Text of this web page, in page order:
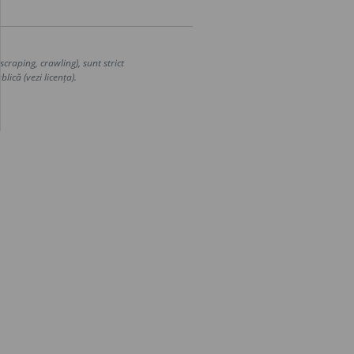
crawling), sunt strict
(vezi licența).